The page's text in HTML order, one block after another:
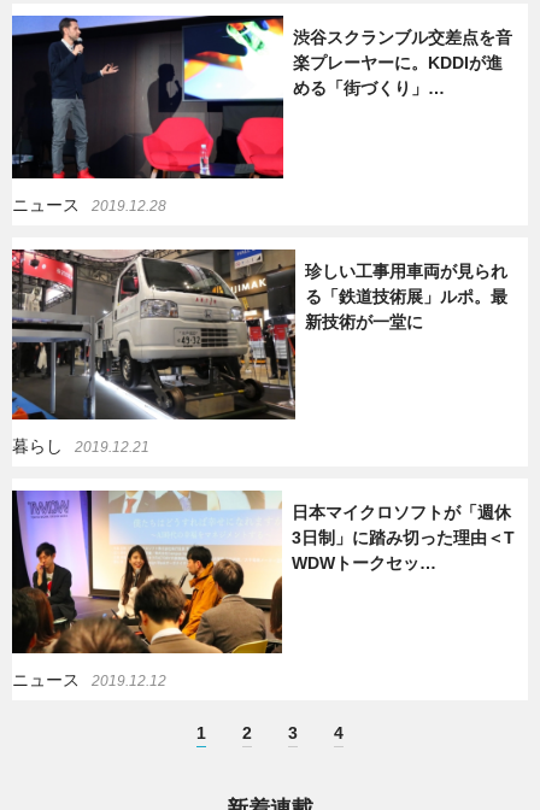
渋谷スクランブル交差点を音
楽プレーヤーに。KDDIが進
める「街づくり」…
ニュース 2019.12.28
珍しい工事用車両が見られ
る「鉄道技術展」ルポ。最
新技術が一堂に
暮らし 2019.12.21
日本マイクロソフトが「週休
3日制」に踏み切った理由＜T
WDWトークセッ…
ニュース 2019.12.12
1 2 3 4